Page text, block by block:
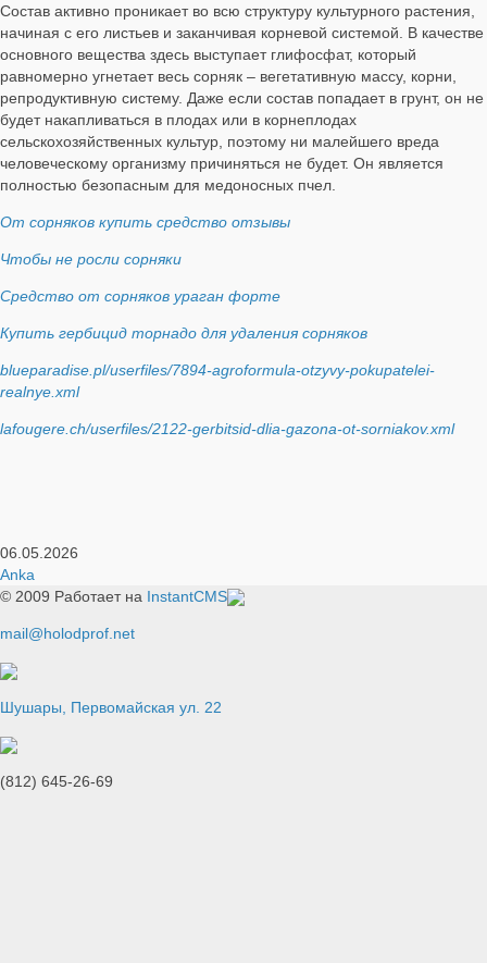
Состав активно проникает во всю структуру культурного растения,
начиная с его листьев и заканчивая корневой системой. В качестве
основного вещества здесь выступает глифосфат, который
равномерно угнетает весь сорняк – вегетативную массу, корни,
репродуктивную систему. Даже если состав попадает в грунт, он не
будет накапливаться в плодах или в корнеплодах
сельскохозяйственных культур, поэтому ни малейшего вреда
человеческому организму причиняться не будет. Он является
полностью безопасным для медоносных пчел.
От сорняков купить средство отзывы
Чтобы не росли сорняки
Средство от сорняков ураган форте
Купить гербицид торнадо для удаления сорняков
blueparadise.pl/userfiles/7894-agroformula-otzyvy-pokupatelei-
realnye.xml
lafougere.ch/userfiles/2122-gerbitsid-dlia-gazona-ot-sorniakov.xml
06.05.2026
Anka
© 2009 Работает на InstantCMS
mail@holodprof.net
Шушары, Первомайская ул. 22
(812) 645-26-69